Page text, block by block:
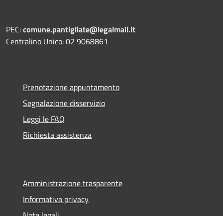
PEC:comune.pantigliate@legalmail.it
Centralino Unico: 02 9068861
Prenotazione appuntamento
Segnalazione disservizio
Leggi le FAQ
Richiesta assistenza
Amministrazione trasparente
Informativa privacy